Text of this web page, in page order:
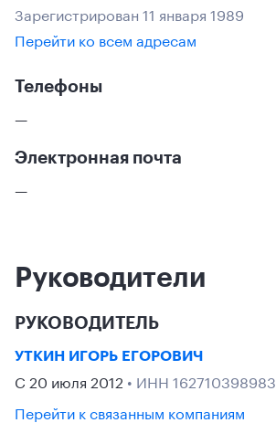
Зарегистрирован 11 января 1989
Перейти ко всем адресам
Телефоны
—
Электронная почта
—
Руководители
РУКОВОДИТЕЛЬ
УТКИН ИГОРЬ ЕГОРОВИЧ
С 20 июля 2012 • ИНН 162710398983
Перейти к связанным компаниям